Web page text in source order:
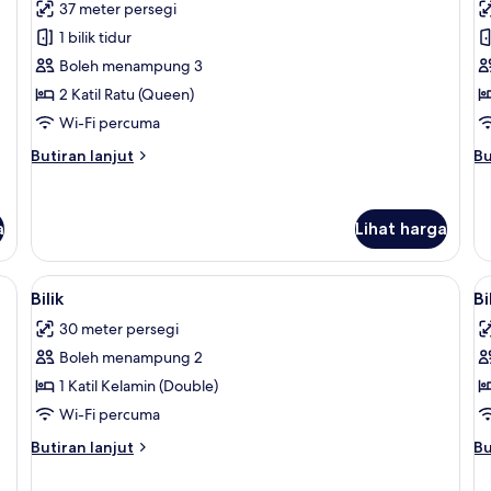
Double
Room,
2
Katil
Ratu
(Queen)
37 meter persegi
1 bilik tidur
Boleh menampung 3
2 Katil Ratu (Queen)
Wi-Fi percuma
Butiran lanjut
Butiran
Room,
Katil
(Queen)
Lihat harga
3
gebar bulu kapas, tilam berlapik
Lihat
semua
foto
untuk
Bilik
Peralatan tempat tidur premium,
7
Bilik
30 meter persegi
Boleh menampung 2
1 Katil Kelamin (Double)
Wi-Fi percuma
Butiran lanjut
Butiran